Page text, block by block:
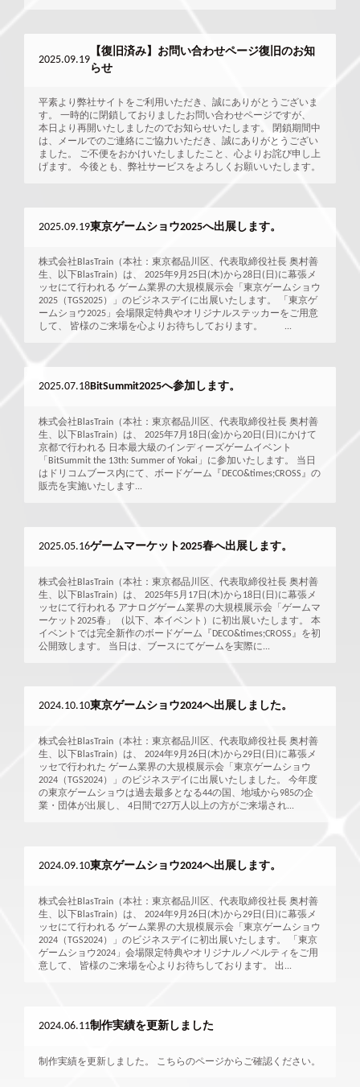
2025.09.19
【復旧済み】お問い合わせページ復旧のお知
らせ
平素より弊社サイトをご利用いただき、誠にありがとうございま
す。 一時的に閉鎖しておりましたお問い合わせページですが、
本日より再開いたしましたのでお知らせいたします。 閉鎖期間中
は、メールでのご連絡にご協力いただき、誠にありがとうござい
ました。 ご不便をおかけいたしましたこと、心よりお詫び申し上
げます。 今後とも、弊社サービスをよろしくお願いいたします。
2025.09.19東京ゲームショウ2025へ出展します。
株式会社BlasTrain（本社：東京都品川区、代表取締役社長 奥村善
生、以下BlasTrain）は、 2025年9月25日(木)から28日(日)に幕張メ
ッセにて行われる ゲーム業界の大規模展示会「東京ゲームショウ
2025（TGS2025）」のビジネスデイに出展いたします。 「東京ゲ
ームショウ2025」会場限定特典やオリジナルステッカーをご用意
して、 皆様のご来場を心よりお待ちしております。 ...
2025.07.18BitSummit2025へ参加します。
株式会社BlasTrain（本社：東京都品川区、代表取締役社長 奥村善
生、以下BlasTrain）は、 2025年7月18日(金)から20日(日)にかけて
京都で行われる 日本最大級のインディーズゲームイベント
「BitSummit the 13th: Summer of Yokai」に参加いたします。 当日
はドリコムブース内にて、ボードゲーム『DECO&times;CROSS』の
販売を実施いたします...
2025.05.16ゲームマーケット2025春へ出展します。
株式会社BlasTrain（本社：東京都品川区、代表取締役社長 奥村善
生、以下BlasTrain）は、 2025年5月17日(木)から18日(日)に幕張メ
ッセにて行われる アナログゲーム業界の大規模展示会「ゲームマ
ーケット2025春」（以下、本イベント）に初出展いたします。 本
イベントでは完全新作のボードゲーム『DECO&times;CROSS』を初
公開致します。 当日は、ブースにてゲームを実際に...
2024.10.10東京ゲームショウ2024へ出展しました。
株式会社BlasTrain（本社：東京都品川区、代表取締役社長 奥村善
生、以下BlasTrain）は、 2024年9月26日(木)から29日(日)に幕張メ
ッセで行われた ゲーム業界の大規模展示会「東京ゲームショウ
2024（TGS2024）」のビジネスデイに出展いたしました。 今年度
の東京ゲームショウは過去最多となる44の国、地域から985の企
業・団体が出展し、 4日間で27万人以上の方がご来場され...
2024.09.10東京ゲームショウ2024へ出展します。
株式会社BlasTrain（本社：東京都品川区、代表取締役社長 奥村善
生、以下BlasTrain）は、 2024年9月26日(木)から29日(日)に幕張メ
ッセにて行われる ゲーム業界の大規模展示会「東京ゲームショウ
2024（TGS2024）」のビジネスデイに初出展いたします。 「東京
ゲームショウ2024」会場限定特典やオリジナルノベルティをご用
意して、 皆様のご来場を心よりお待ちしております。 出...
2024.06.11制作実績を更新しました
制作実績を更新しました。 こちらのページからご確認ください。